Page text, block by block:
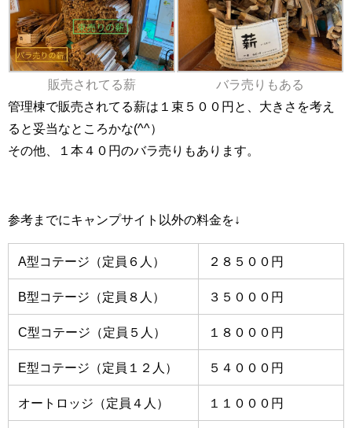
販売されてる薪
バラ売りもある
管理棟で販売されてる薪は１束５００円と、大きさを考え
ると妥当なところかな(^^）
その他、１本４０円のバラ売りもあります。
参考までにキャンプサイト以外の料金を↓
A型コテージ（定員６人） ２８５００円
B型コテージ（定員８人） ３５０００円
C型コテージ（定員５人） １８０００円
E型コテージ（定員１２人） ５４０００円
オートロッジ（定員４人） １１０００円